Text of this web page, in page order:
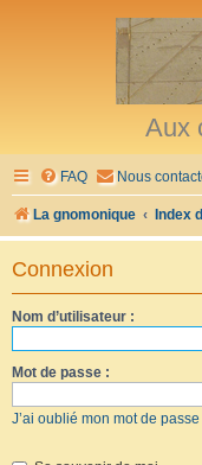
Aux
FAQ Nous
La gnomonique Index
Connexion
Nom d’utilisateur :
Mot de passe :
J’ai oublié mon mot de passe